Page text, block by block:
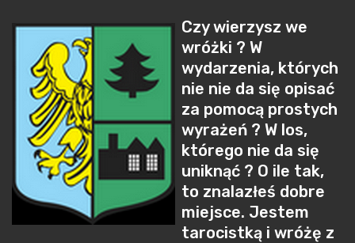
Czy wierzysz we
wróżki ? W
wydarzenia, których
nie nie da się opisać
za pomocą prostych
wyrażeń ? W los,
którego nie da się
uniknąć ? O ile tak,
to znalazłeś dobre
miejsce. Jestem
tarocistką i wróżę z